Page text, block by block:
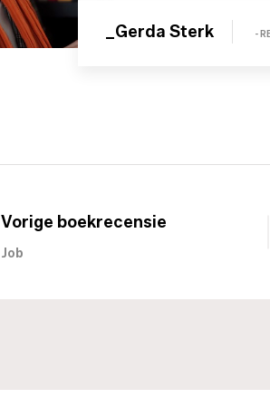
_Gerda Sterk -
Vorige boekrecensie
Job